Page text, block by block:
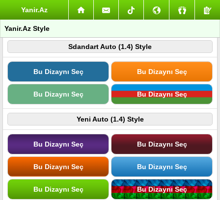
Yanir.Az
Yanir.Az Style
Sdandart Auto (1.4) Style
Bu Dizaynı Seç Bu Dizaynı Seç
Bu Dizaynı Seç Bu Dizaynı Seç
Yeni Auto (1.4) Style
Bu Dizaynı Seç Bu Dizaynı Seç
Bu Dizaynı Seç Bu Dizaynı Seç
Bu Dizaynı Seç Bu Dizaynı Seç